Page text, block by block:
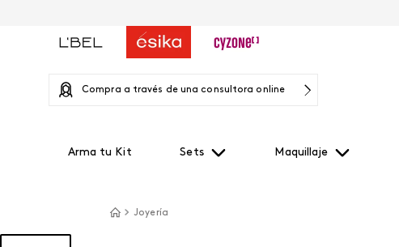
Compra a través de una consultora online
Arma tu Kit Sets Maquillaje
Joyería